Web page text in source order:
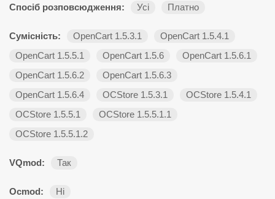
Спосіб розповсюдження: Усі Платно
Сумісність: OpenCart 1.5.3.1
OpenCart 1.5.4.1
OpenCart 1.5.5.1
OpenCart 1.5.6
OpenCart 1.5.6.1
OpenCart 1.5.6.2
OpenCart 1.5.6.3
OpenCart 1.5.6.4
OCStore 1.5.3.1
OCStore 1.5.4.1
OCStore 1.5.5.1
OCStore 1.5.5.1.1
OCStore 1.5.5.1.2
VQmod: Так
Ocmod: Ні